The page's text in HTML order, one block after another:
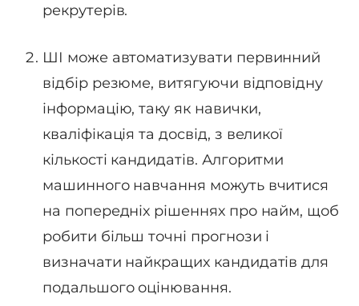
рекрутерів.
ШІ може автоматизувати первинний
відбір резюме, витягуючи відповідну
інформацію, таку як навички,
кваліфікація та досвід, з великої
кількості кандидатів. Алгоритми
машинного навчання можуть вчитися
на попередніх рішеннях про найм, щоб
робити більш точні прогнози і
визначати найкращих кандидатів для
подальшого оцінювання.